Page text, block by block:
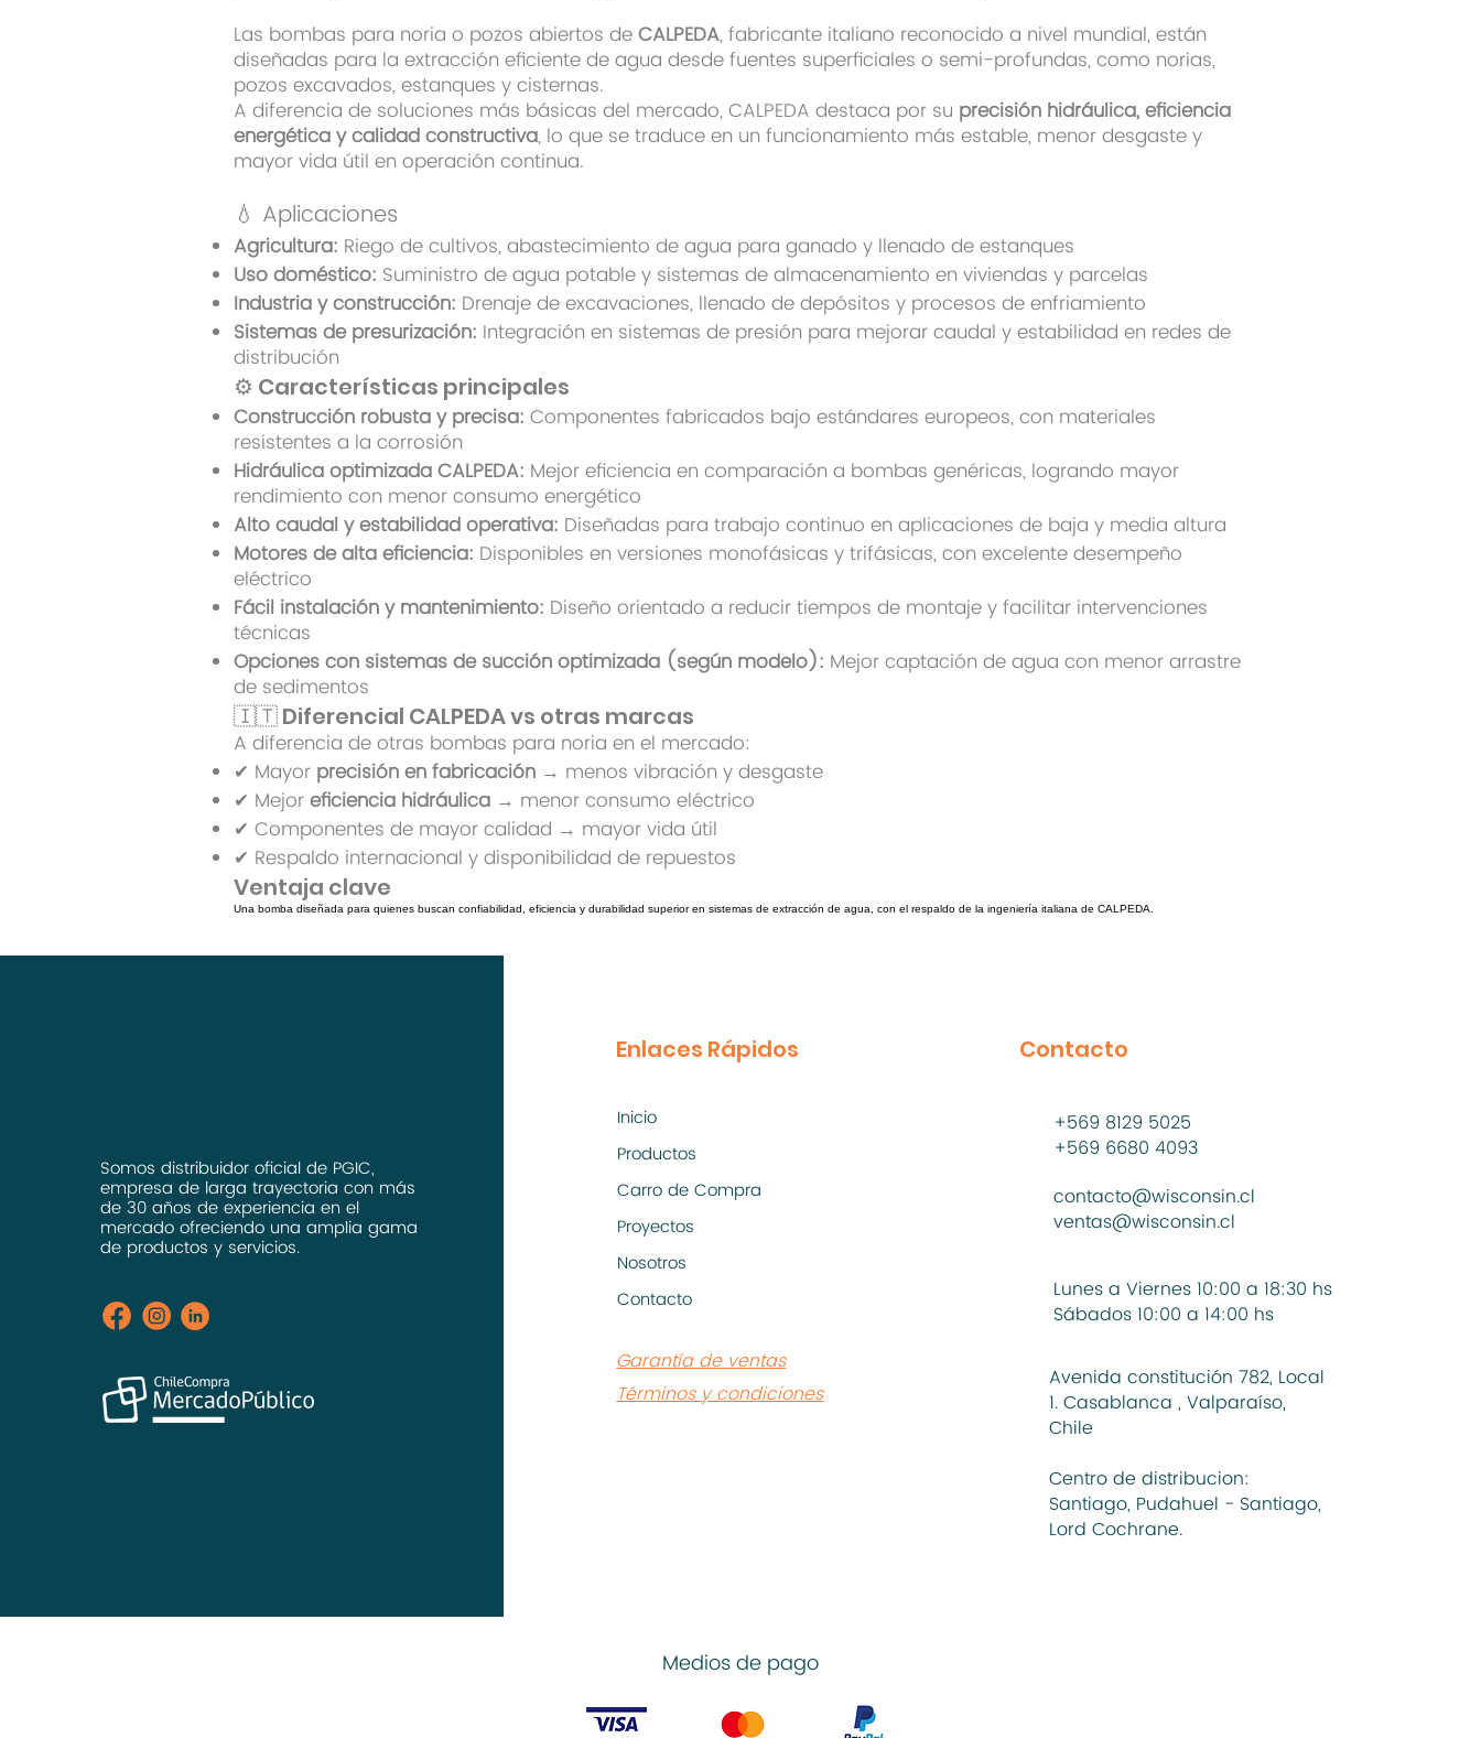
Las bombas para noria o pozos abiertos deCALPEDA, fabricante italiano reconocido a nivel mundial, están
diseñadas para la extracción eficiente de agua desde fuentes superficiales o semi-profundas, como norias,
pozos excavados, estanques y cisternas.
A diferencia de soluciones más básicas del mercado, CALPEDA destaca por su precisión hidráulica, eficiencia
energética y calidad constructiva, lo que se traduce en un funcionamiento más estable, menor desgaste y
mayor vida útil en operación continua.
💧 Aplicaciones
Agricultura: Riego de cultivos, abastecimiento de agua para ganado y llenado de estanques
Uso doméstico: Suministro de agua potable y sistemas de almacenamiento en viviendas y parcelas
Industria y construcción: Drenaje de excavaciones, llenado de depósitos y procesos de enfriamiento
Sistemas de presurización: Integración en sistemas de presión para mejorar caudal y estabilidad en redes de
distribución
⚙️ Características principales
Construcción robusta y precisa: Componentes fabricados bajo estándares europeos, con materiales
resistentes a la corrosión
Hidráulica optimizada CALPEDA: Mejor eficiencia en comparación a bombas genéricas, logrando mayor
rendimiento con menor consumo energético
Alto caudal y estabilidad operativa: Diseñadas para trabajo continuo en aplicaciones de baja y media altura
Motores de alta eficiencia: Disponibles en versiones monofásicas y trifásicas, con excelente desempeño
eléctrico
Fácil instalación y mantenimiento: Diseño orientado a reducir tiempos de montaje y facilitar intervenciones
técnicas
Opciones con sistemas de succión optimizada (según modelo): Mejor captación de agua con menor arrastre
de sedimentos
🇮🇹 Diferencial CALPEDA vs otras marcas
A diferencia de otras bombas para noria en el mercado:
✔ Mayor precisión en fabricación → menos vibración y desgaste
✔ Mejoreficiencia hidráulica → menor consumo eléctrico
✔ Componentes de mayor calidad → mayor vida útil
✔ Respaldo internacional y disponibilidad de repuestos
Ventaja clave
Una bomba diseñada para quienes buscan confiabilidad, eficiencia y durabilidad superior en sistemas de extracción de agua, con el respaldo de la ingeniería italiana de CALPEDA.
Somos distribuidor oficial de PGIC,
empresa de larga trayectoria con más
de 30 años de experiencia en el
mercado ofreciendo una amplia gama
de productos y servicios.
Enlaces Rápidos
Inicio
Productos
Carro de Compra
Proyectos
Nosotros
Contacto
Garantía de ventas
Términos y condiciones
Contacto
+569 8129 5025
+569 6680 4093
contacto@wisconsin.cl
ventas@wisconsin.cl
Lunes a Viernes 10:00 a 18:30 hs
Sábados 10:00 a 14:00 hs
Avenida constitución 782, Local
1. Casablanca , Valparaíso,
Chile
Centro de distribucion:
Santiago, Pudahuel - Santiago,
Lord Cochrane.
Medios de pago